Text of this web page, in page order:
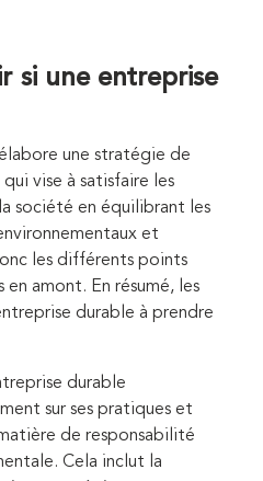
si une entreprise
une stratégie de
vise à satisfaire les
société en équilibrant les
et
les différents points
en amont. En résumé, les
durable à prendre
durable
sur ses pratiques et
de responsabilité
Cela inclut la